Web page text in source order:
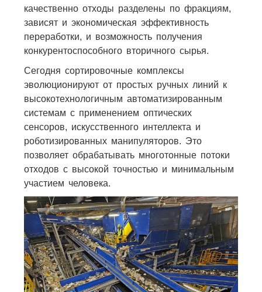
качественно отходы разделены по фракциям,
зависят и экономическая эффективность
переработки, и возможность получения
конкурентоспособного вторичного сырья.
Сегодня сортировочные комплексы
эволюционируют от простых ручных линий к
высокотехнологичным автоматизированным
системам с применением оптических
сенсоров, искусственного интеллекта и
роботизированных манипуляторов. Это
позволяет обрабатывать многотонные потоки
отходов с высокой точностью и минимальным
участием человека.